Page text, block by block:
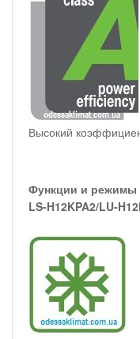
Высокий
Функции и режимы
LS-H12KPA2/LU-